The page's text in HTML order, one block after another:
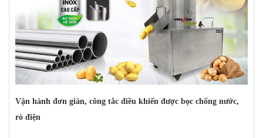
Vận hành đơn giản, công tắc điều khiển được bọc chống nước,
rò điện